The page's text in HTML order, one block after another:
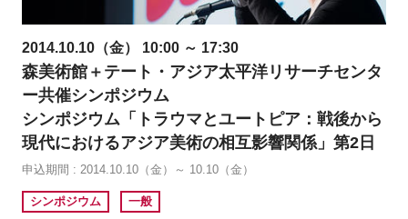
2014.10.10（金） 10:00 ～ 17:30
森美術館＋テート・アジア太平洋リサーチセンタ
ー共催シンポジウム
シンポジウム「トラウマとユートピア：戦後から
現代におけるアジア美術の相互影響関係」第2日
申込期間 : 2014.10.10（金）～ 10.10（金）
シンポジウム 一般